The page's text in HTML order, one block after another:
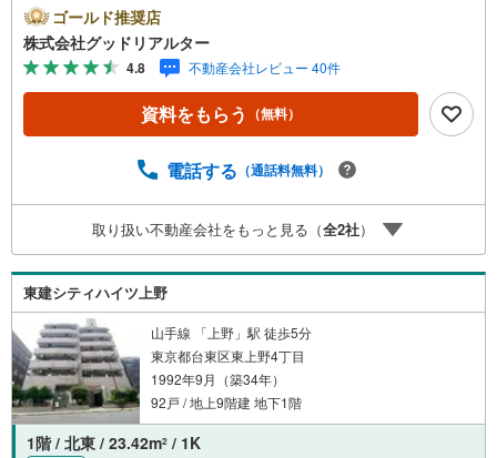
介です。投資用マンションを購入する際、最大のリスクは
空室リスクです。利回りがいくら高かろうとも、空室が続
いてしまえば、絵に描いた餅になってしまいます。弊社で
ご紹介するマンションは、人気エリアのお薦め物件はもち
ろんのこと、エリアのニーズに合った人気のお部屋等、賃
貸営業経験スタッフの培ってきた知識と経験を基に物件を
ての対策はお任せください。掲載されている物件は、弊社
い合わせください。※記載賃料等の収入や利回りは、将来に
わたり、得られることを保証するものではありません。※賃
料等については、賃貸中のものについては現在の賃料等
で、空室または所有者居住中等のものについては、周辺の
賃料相場に基づき、満室時を想定して表示しています。
ゴールド推奨店
株式会社グッドリアルター
4.8 不動産会社レビュー 40件
資料をもらう （無料）
電話する （通話料無料）
取り扱い不動産会社をもっと見る（全2社）
東建シティハイツ上野
山手線 「上野」駅 徒歩5分
東京都台東区東上野4丁目
1992年9月（築34年）
92戸 / 地上9階建 地下1階
1階 / 北東 / 23.42m2 / 1K